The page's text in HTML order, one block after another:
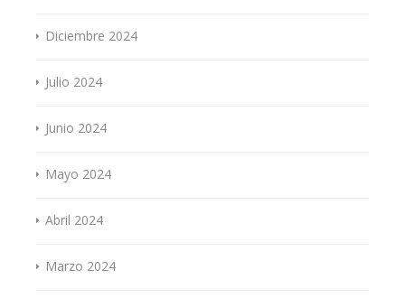
Diciembre 2024
Julio 2024
Junio 2024
Mayo 2024
Abril 2024
Marzo 2024